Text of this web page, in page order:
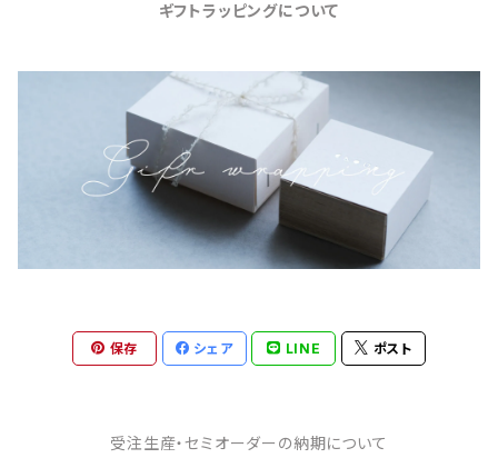
ギフトラッピングについて
保存 シェア LINE ポスト
受注生産・セミオーダーの納期について